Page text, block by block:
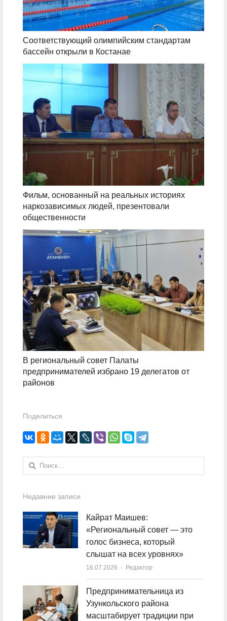
Соответствующий олимпийским стандартам
бассейн открыли в Костанае
Фильм, основанный на реальных историях
наркозависимых людей, презентовали
общественности
В региональный совет Палаты
предпринимателей избрано 19 делегатов от
районов
Поделиться
Найти:
Недавние записи
Кайрат Маишев:
«Региональный совет — это
голос бизнеса, который
слышат на всех уровнях»
16.07.2026 Author
Редактор
Предпринимательница из
Узункольского района
масштабирует традиции при